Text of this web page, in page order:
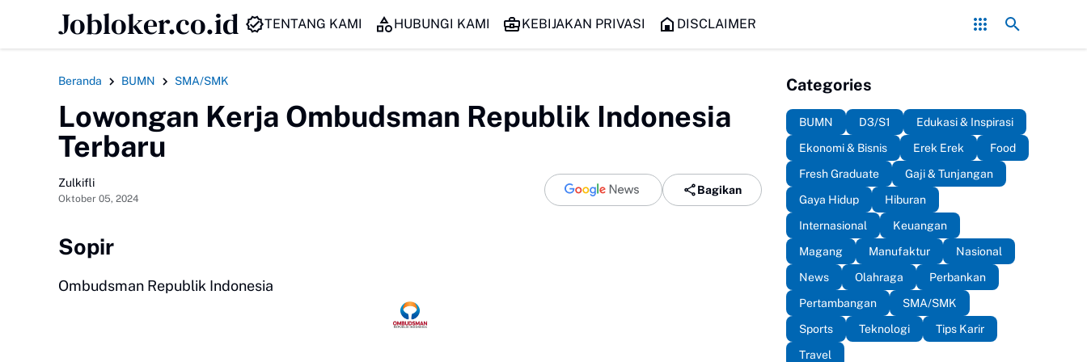
HEADLINE Mbappe Top Skor Sementara Setelah Cetak Gol ke Gawang
Jobloker.co.id TENTANG KAMI HUBUNGI KAMI KEBIJAKAN PRIVASI DISCLAIMER
Beranda BUMN SMA/SMK
Lowongan Kerja Ombudsman Republik Indonesia
Terbaru
Zulkifli
Oktober 05, 2024
Bagikan
Sopir
Ombudsman Republik Indonesia
Categories
BUMN D3/S1
Edukasi & Inspirasi
Ekonomi & Bisnis
Erek Erek
Food
Fresh Graduate
Gaji & Tunjangan
Gaya Hidup
Hiburan
Internasional
Keuangan
Magang
Manufaktur
Nasional
News
Olahraga
Perbankan
Pertambangan
SMA/SMK
Sports
Teknologi
Tips Karir
Travel